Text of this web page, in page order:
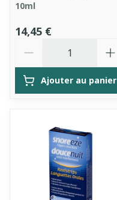
10ml
14,45 €
Ajouter au panier